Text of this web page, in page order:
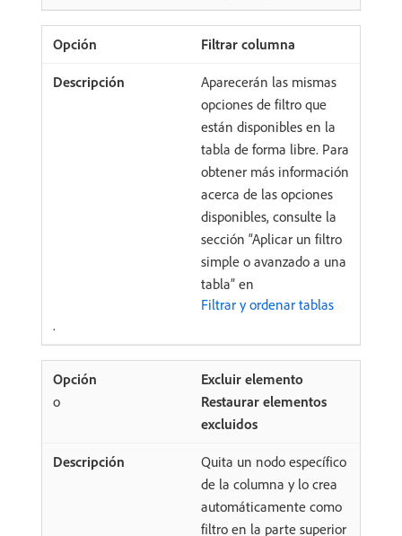
Filtrar columna
Aparecerán las mismas
opciones de filtro que
están disponibles en la
tabla de forma libre. Para
obtener más información
acerca de las opciones
disponibles, consulte la
sección “Aplicar un filtro
simple o avanzado a una
tabla” en
Filtrar y ordenar tablas
.
Excluir elemento
o
Restaurar elementos
excluidos
Quita un nodo específico
de la columna y lo crea
automáticamente como
filtro en la parte superior